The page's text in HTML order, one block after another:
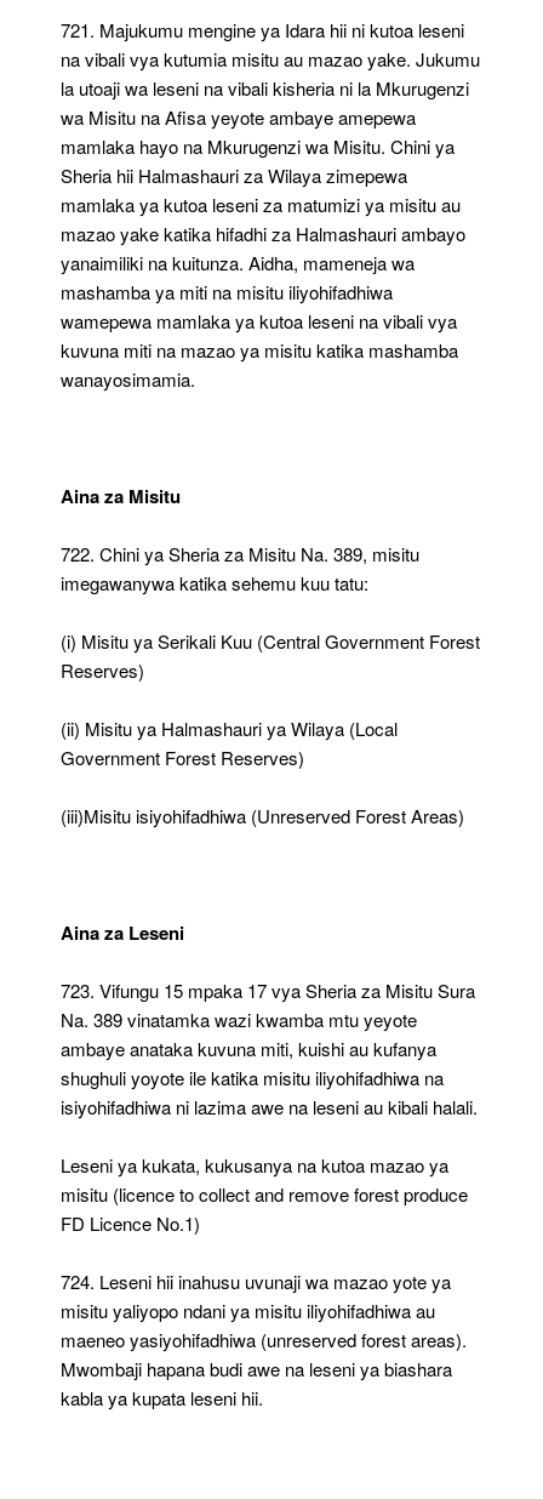
721. Majukumu mengine ya Idara hii ni kutoa leseni
na vibali vya kutumia misitu au mazao yake. Jukumu
la utoaji wa leseni na vibali kisheria ni la Mkurugenzi
wa Misitu na Afisa yeyote ambaye amepewa
mamlaka hayo na Mkurugenzi wa Misitu. Chini ya
Sheria hii Halmashauri za Wilaya zimepewa
mamlaka ya kutoa leseni za matumizi ya misitu au
mazao yake katika hifadhi za Halmashauri ambayo
yanaimiliki na kuitunza. Aidha, mameneja wa
mashamba ya miti na misitu iliyohifadhiwa
wamepewa mamlaka ya kutoa leseni na vibali vya
kuvuna miti na mazao ya misitu katika mashamba
wanayosimamia.
Aina za Misitu
722. Chini ya Sheria za Misitu Na. 389, misitu
imegawanywa katika sehemu kuu tatu:
(i) Misitu ya Serikali Kuu (Central Government Forest
Reserves)
(ii) Misitu ya Halmashauri ya Wilaya (Local
Government Forest Reserves)
(iii)Misitu isiyohifadhiwa (Unreserved Forest Areas)
Aina za Leseni
723. Vifungu 15 mpaka 17 vya Sheria za Misitu Sura
Na. 389 vinatamka wazi kwamba mtu yeyote
ambaye anataka kuvuna miti, kuishi au kufanya
shughuli yoyote ile katika misitu iliyohifadhiwa na
isiyohifadhiwa ni lazima awe na leseni au kibali halali.
Leseni ya kukata, kukusanya na kutoa mazao ya
misitu (licence to collect and remove forest produce
FD Licence No.1)
724. Leseni hii inahusu uvunaji wa mazao yote ya
misitu yaliyopo ndani ya misitu iliyohifadhiwa au
maeneo yasiyohifadhiwa (unreserved forest areas).
Mwombaji hapana budi awe na leseni ya biashara
kabla ya kupata leseni hii.